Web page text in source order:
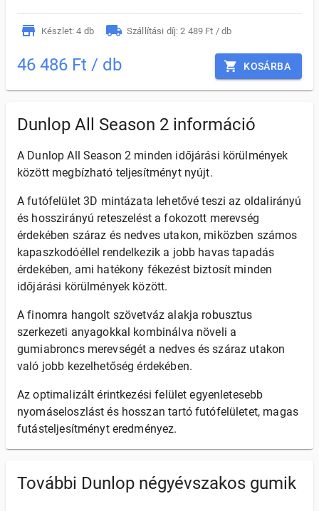
Készlet: 4 db Szállítási díj: 2 489 Ft / db
46 486 Ft / db KOSÁRBA
Dunlop All Season 2 információ
A Dunlop All Season 2 minden időjárási körülmények
között megbízható teljesítményt nyújt.
A futófelület 3D mintázata lehetővé teszi az oldalirányú
és hosszirányú reteszelést a fokozott merevség
érdekében száraz és nedves utakon, miközben számos
kapaszkodóéllel rendelkezik a jobb havas tapadás
érdekében, ami hatékony fékezést biztosít minden
időjárási körülmények között.
A finomra hangolt szövetváz alakja robusztus
szerkezeti anyagokkal kombinálva növeli a
gumiabroncs merevségét a nedves és száraz utakon
való jobb kezelhetőség érdekében.
Az optimalizált érintkezési felület egyenletesebb
nyomáseloszlást és hosszan tartó futófelületet, magas
futásteljesítményt eredményez.
További Dunlop négyévszakos gumik